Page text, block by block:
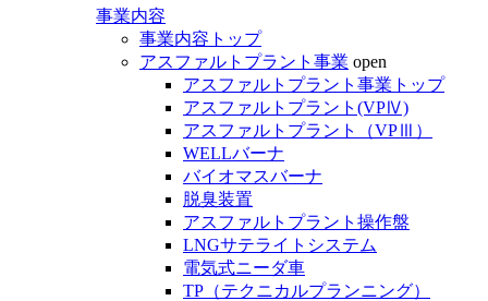
事業内容
事業内容トップ
アスファルトプラント事業 open
アスファルトプラント事業トップ
アスファルトプラント(VPⅣ)
アスファルトプラント（VPⅢ）
WELLバーナ
バイオマスバーナ
脱臭装置
アスファルトプラント操作盤
LNGサテライトシステム
電気式ニーダ車
TP（テクニカルプランニング）